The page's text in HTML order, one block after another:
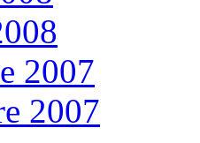
2007
2007